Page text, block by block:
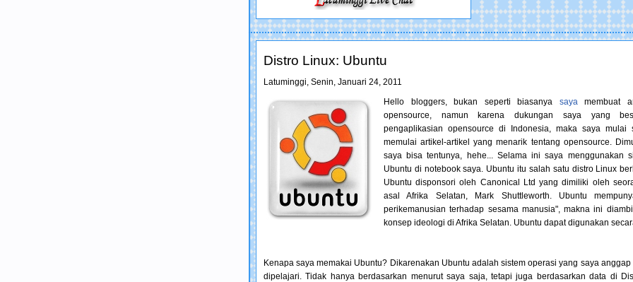
Distro Linux: Ubuntu
Latuminggi, Senin, Januari 24, 2011
Hello bloggers, bukan seperti biasanya sayamembuat
opensource, namun karena dukungan saya yang
pengaplikasian opensource di Indonesia, maka saya mulai
memulai artikel-artikel yang menarik tentang opensource.
saya bisa tentunya, hehe... Selama ini saya menggunakan
Ubuntu di notebook saya. Ubuntu itu salah satu distro Linux
Ubuntu disponsori oleh Canonical Ltd yang dimiliki oleh
asal Afrika Selatan, Mark Shuttleworth. Ubuntu
perikemanusian terhadap sesama manusia", makna ini
konsep ideologi di Afrika Selatan. Ubuntu dapat digunakan
Kenapa saya memakai Ubuntu? Dikarenakan Ubuntu adalah sistem operasi yang saya
dipelajari. Tidak hanya berdasarkan menurut saya saja, tetapi juga berdasarkan data di